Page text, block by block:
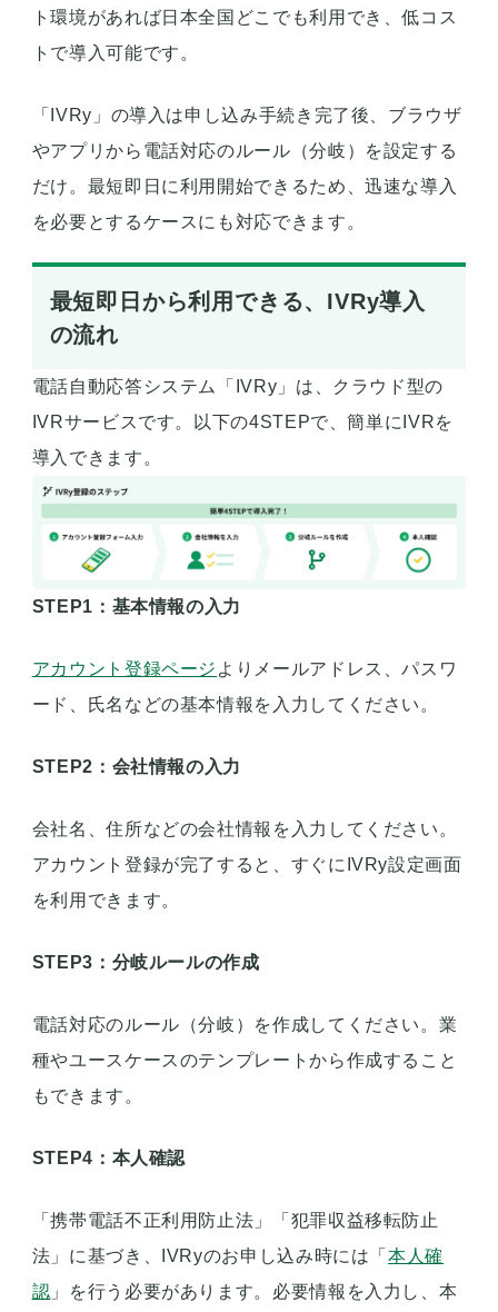
ト環境があれば日本全国どこでも利用でき、低コス
トで導入可能です。
「IVRy」の導入は申し込み手続き完了後、ブラウザ
やアプリから電話対応のルール（分岐）を設定する
だけ。最短即日に利用開始できるため、迅速な導入
を必要とするケースにも対応できます。
最短即日から利用できる、IVRy導入
の流れ
電話自動応答システム「IVRy」は、クラウド型の
IVRサービスです。以下の4STEPで、簡単にIVRを
導入できます。
STEP1：基本情報の入力
アカウント登録ページ よりメールアドレス、パスワ
ード、氏名などの基本情報を入力してください。
STEP2：会社情報の入力
会社名、住所などの会社情報を入力してください。
アカウント登録が完了すると、すぐにIVRy設定画面
を利用できます。
STEP3：分岐ルールの作成
電話対応のルール（分岐）を作成してください。業
種やユースケースのテンプレートから作成すること
もできます。
STEP4：本人確認
「携帯電話不正利用防止法」「犯罪収益移転防止
法」に基づき、IVRyのお申し込み時には「本人確
認 」を行う必要があります。必要情報を入力し、本